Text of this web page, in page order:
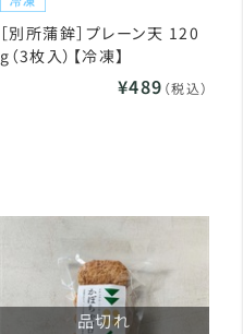
［別所蒲鉾］プレーン天 120
g（3枚入）【冷凍】
¥489 （税込）
品切れ